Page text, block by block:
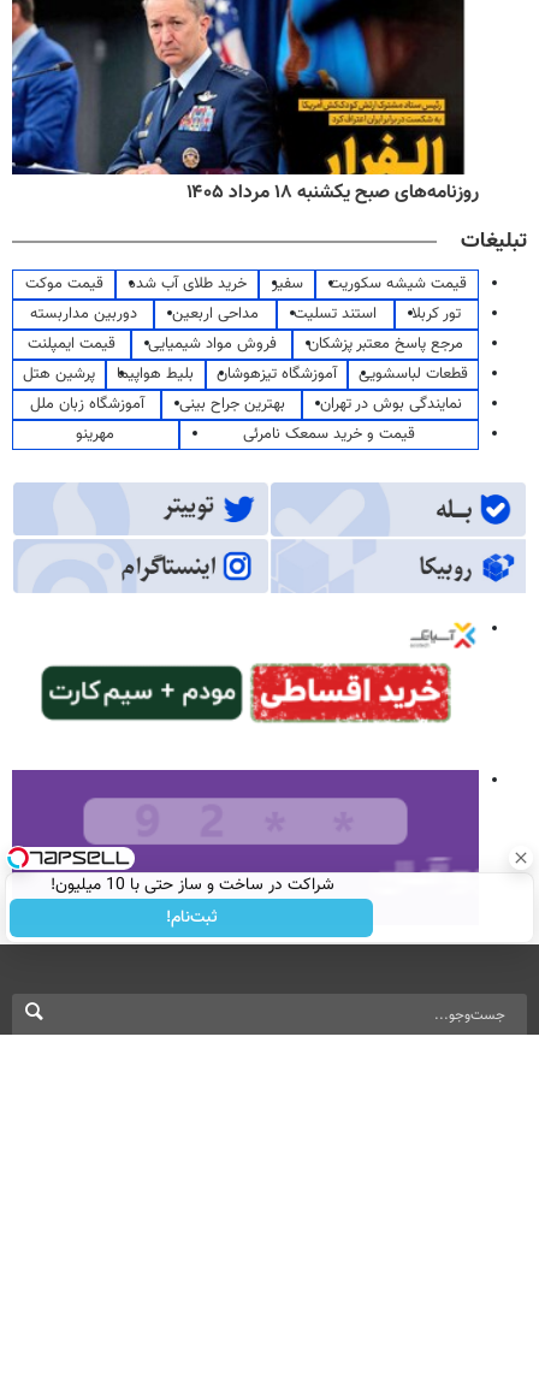
روزنامه‌های صبح یکشنبه ۱۸ مرداد ۱۴۰۵
تبلیغات
قیمت شیشه سکوریت سفیر خرید طلای آب شده
قیمت موکت
تور کربلا
استند تسلیت مداحی اربعین
دوربین مداربسته
مرجع پاسخ معتبر پزشکان
فروش مواد شیمیایی
قیمت ایمپلنت
قطعات لباسشویی
آموزشگاه تیزهوشان بلیط هواپیما
پرشین هتل
نمایندگی بوش در تهران
بهترین جراح بینی
آموزشگاه زبان ملل
قیمت و خرید سمعک نامرئی
مهرینو
شراکت در ساخت و ساز حتی با 10 میلیون!
ثبت‌نام!